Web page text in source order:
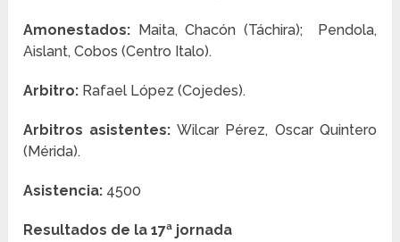
Amonestados: Maita, Chacón (Táchira); Pendola,
Aislant, Cobos (Centro Italo).
Arbitro: Rafael López (Cojedes).
Arbitros asistentes: Wilcar Pérez, Oscar Quintero
(Mérida).
Asistencia: 4500
Resultados de la 17ª jornada